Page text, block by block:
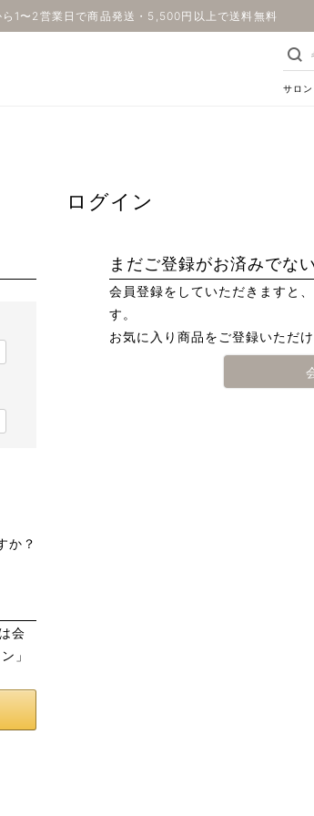
ら1〜2営業日で商品発送・5,500円以上で送料無料
サロ
ログイン
か？
会
」
まだご登録がお済みでな
会員登録をしていただきますと
す。
お気に入り商品をご登録いただ